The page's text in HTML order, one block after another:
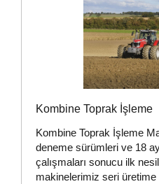
Kombine Toprak İşleme
Kombine Toprak İşleme
deneme sürümleri ve 18
çalışmaları sonucu ilk
makinelerimiz seri üretime